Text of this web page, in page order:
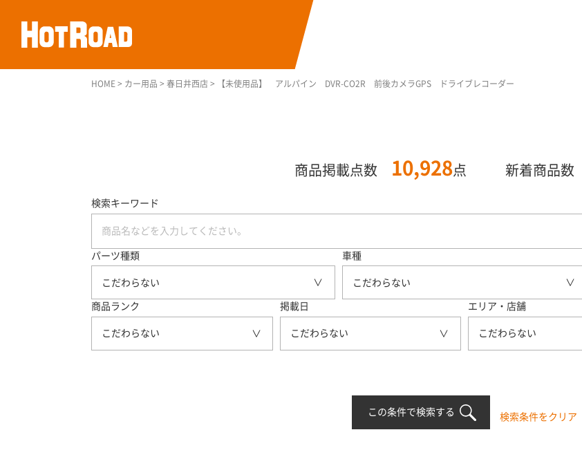
HOME > カー用品 > 春日井西店 > 【未使用品】 アルパイン DVR-CO2R 前後カメラGPS ドライブレコーダー
商品掲載点数 10,928点 新着商品数
検索キーワード
パーツ種類
こだわらない
車種
こだわらない
商品ランク
こだわらない
掲載日
こだわらない
エリア・店舗
こだわらない
この条件で検索する 検索条件をクリア